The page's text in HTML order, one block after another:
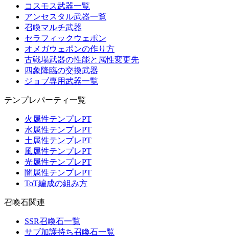
コスモス武器一覧
アンセスタル武器一覧
召喚マルチ武器
セラフィックウェポン
オメガウェポンの作り方
古戦場武器の性能と属性変更先
四象降臨の交換武器
ジョブ専用武器一覧
テンプレパーティ一覧
火属性テンプレPT
水属性テンプレPT
土属性テンプレPT
風属性テンプレPT
光属性テンプレPT
闇属性テンプレPT
ToT編成の組み方
召喚石関連
SSR召喚石一覧
サブ加護持ち召喚石一覧